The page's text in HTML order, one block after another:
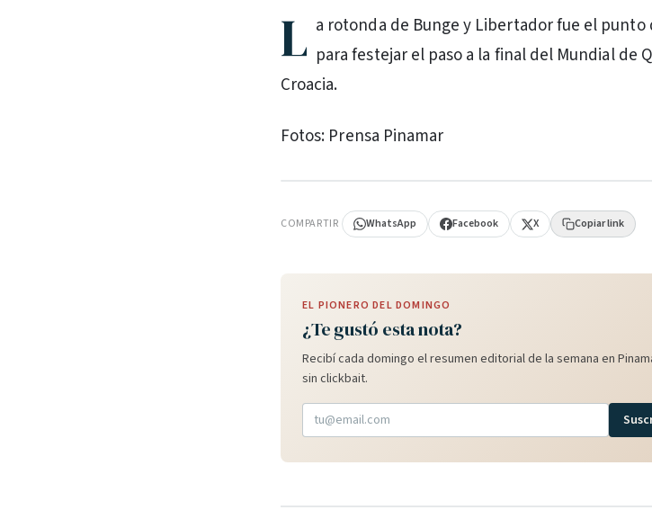
L a rotonda de Bunge y Libertador fue el
para festejar el paso a la final del Mundial de
Croacia.
Fotos: Prensa Pinamar
COMPARTIR WhatsApp Facebook X Copiar link
EL PIONERO DEL DOMINGO
¿Te gustó esta nota?
Recibí cada domingo el resumen editorial de la semana en
sin clickbait.